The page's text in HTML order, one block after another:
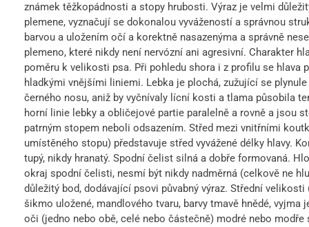
známek těžkopádnosti a stopy hrubosti. Výraz je velmi
plemene, vyznačují se dokonalou vyvážeností a správnou
barvou a uložením očí a korektně nasazenýma a správně
plemeno, které nikdy není nervózní ani agresivní. Charakter
poměru k velikosti psa. Při pohledu shora i z profilu se hlava
hladkými vnějšími liniemi. Lebka je plochá, zužující se
černého nosu, aniž by vyčnívaly lícní kosti a tlama působila
horní linie lebky a obličejové partie paralelně a rovně a jsou
patrným stopem neboli odsazením. Střed mezi vnitřními
umístěného stopu) představuje střed vyvážené délky hlavy.
tupý, nikdy hranatý. Spodní čelist silná a dobře formovaná.
okraj spodní čelisti, nesmí být nikdy nadměrná (celkově ne
důležitý bod, dodávající psovi půvabný výraz. Střední
šikmo uložené, mandlového tvaru, barvy tmavě hnědé,
oči (jedno nebo obě, celé nebo částečně) modré nebo